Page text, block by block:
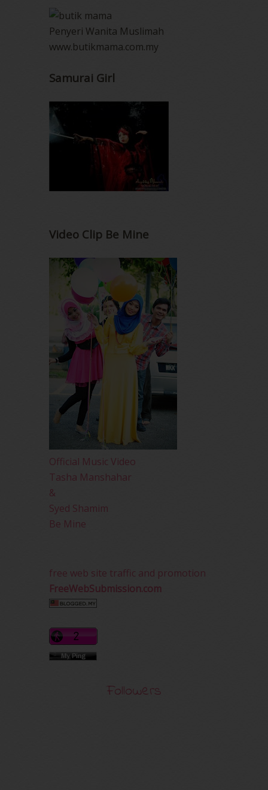
Penyeri Wanita Muslimah
www.butikmama.com.my
Samurai Girl
Video Clip Be Mine
Official Music Video
Tasha Manshahar
&
Syed Shamim
Be Mine
free web site traffic and promotion
FreeWebSubmission.com
Followers